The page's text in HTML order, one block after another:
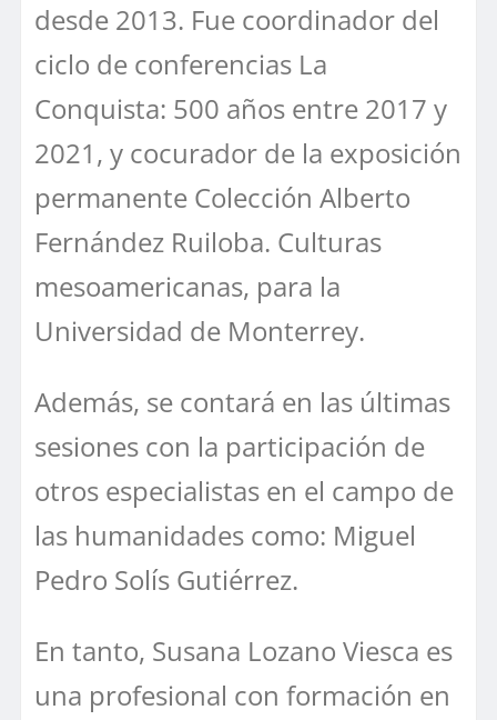
desde 2013. Fue coordinador del
ciclo de conferencias La
Conquista: 500 años entre 2017 y
2021, y cocurador de la exposición
permanente Colección Alberto
Fernández Ruiloba. Culturas
mesoamericanas, para la
Universidad de Monterrey.
Además, se contará en las últimas
sesiones con la participación de
otros especialistas en el campo de
las humanidades como: Miguel
Pedro Solís Gutiérrez.
En tanto, Susana Lozano Viesca es
una profesional con formación en